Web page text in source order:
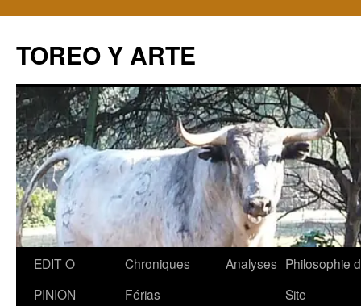
TOREO Y ARTE
Aller
EDIT O
PINION
Chroniques
Férias
Analyses Philosophie
Site